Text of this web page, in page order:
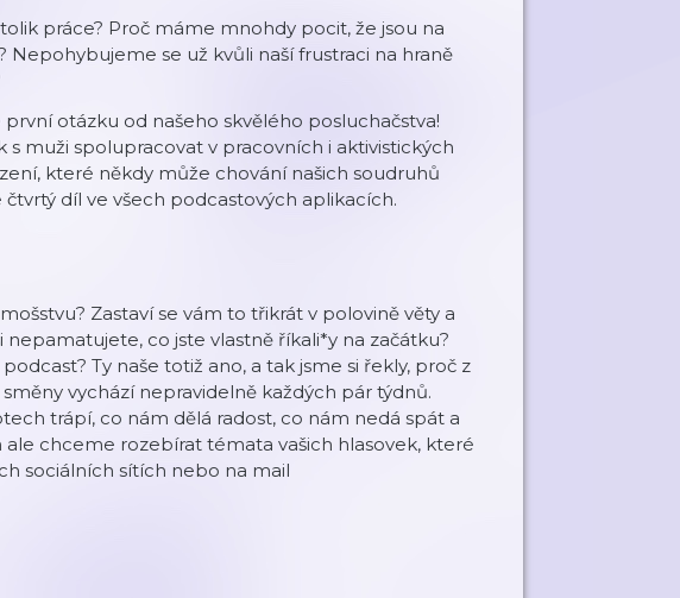
práce? Proč máme mnohdy pocit, že jsou na
se už kvůli naší frustraci na hraně
otázku od našeho skvělého posluchačstva!
muži spolupracovat v pracovních i aktivistických
které někdy může chování našich soudruhů
díl ve všech podcastových aplikacích.
Zastaví se vám to třikrát v polovině věty a
co jste vlastně říkali*y na začátku?
Ty naše totiž ano, a tak jsme si řekly, proč z
vychází nepravidelně každých pár týdnů.
trápí, co nám dělá radost, co nám nedá spát a
chceme rozebírat témata vašich hlasovek, které
sociálních sítích nebo na mail